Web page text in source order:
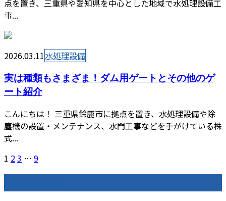
点を置き、三重県や愛知県を中心とした地域で水処理設備工
事...
2026.03.11水処理設備
実は種類もさまざま！ダム用ゲートとその他のゲ
ート紹介
こんにちは！ 三重県鈴鹿市に拠点を置き、水処理設備や除
塵機の設置・メンテナンス、水門工事などを手がけている株
式...
1 23 … 9